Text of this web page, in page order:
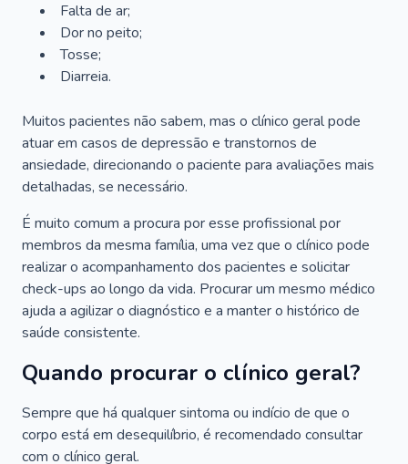
Falta de ar;
Dor no peito;
Tosse;
Diarreia.
Muitos pacientes não sabem, mas o clínico geral pode
atuar em casos de depressão e transtornos de
ansiedade, direcionando o paciente para avaliações mais
detalhadas, se necessário.
É muito comum a procura por esse profissional por
membros da mesma família, uma vez que o clínico pode
realizar o acompanhamento dos pacientes e solicitar
check-ups ao longo da vida. Procurar um mesmo médico
ajuda a agilizar o diagnóstico e a manter o histórico de
saúde consistente.
Quando procurar o clínico geral?
Sempre que há qualquer sintoma ou indício de que o
corpo está em desequilíbrio, é recomendado consultar
com o clínico geral.